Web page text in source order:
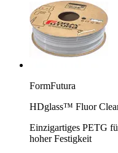
FormFutura
HDglass™ Fluor
Einzigartiges PETG
hoher Festigkeit